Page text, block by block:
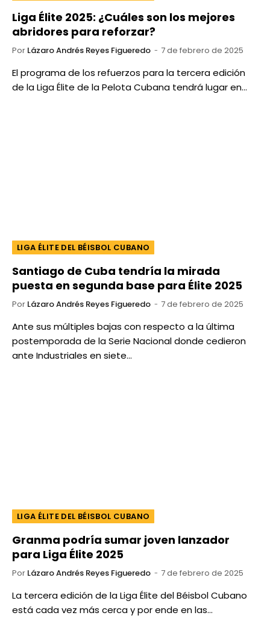
Liga Élite 2025: ¿Cuáles son los mejores
abridores para reforzar?
Por Lázaro Andrés Reyes Figueredo 7 de febrero de 2025
El programa de los refuerzos para la tercera edición
de la Liga Élite de la Pelota Cubana tendrá lugar en…
LIGA ÉLITE DEL BÉISBOL CUBANO
Santiago de Cuba tendría la mirada
puesta en segunda base para Élite 2025
Por Lázaro Andrés Reyes Figueredo 7 de febrero de 2025
Ante sus múltiples bajas con respecto a la última
postemporada de la Serie Nacional donde cedieron
ante Industriales en siete…
LIGA ÉLITE DEL BÉISBOL CUBANO
Granma podría sumar joven lanzador
para Liga Élite 2025
Por Lázaro Andrés Reyes Figueredo 7 de febrero de 2025
La tercera edición de la Liga Élite del Béisbol Cubano
está cada vez más cerca y por ende en las…